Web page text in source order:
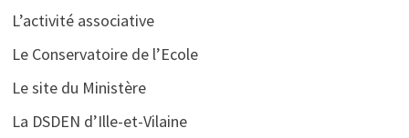
L’activité associative
Le Conservatoire de l’Ecole
Le site du Ministère
La DSDEN d’Ille-et-Vilaine